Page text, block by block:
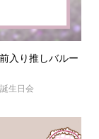
入り推しバルー
生日会